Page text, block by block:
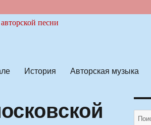
История Авторская музыка
Искать: